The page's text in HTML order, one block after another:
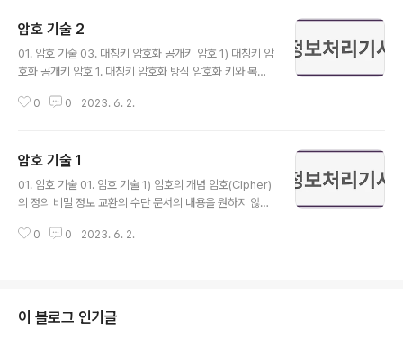
암호 기술 2
01. 암호 기술 03. 대칭키 암호화 공개키 암호 1) 대칭키 암
호화 공개키 암호 1. 대칭키 암호화 방식 암호화 키와 복호
해하고 보관하고 있어야 함 송수신 측 모두가 키를 비밀리
식보다 단순하고 암호화 속도가 빠름 대칭키(비밀키) 암호
화 방식은 데이터를 변환하는 방법에 따라 블록 암호와 스
트림 암호로 구분됨 비밀키, 관용키, 단일키 암호화 방식이
표적인 알고리즘 2. 공개키 암호화 방식 암호화 키와 복호
0 0 2023. 6. 2.
암호 기술 1
01. 암호 기술 01. 암호 기술 1) 암호의 개념 암호(Cipher)
의 정의 비밀 정보 교환의 수단 문서의 내용을 원하지 않는
것 암호학(Cryptography)의 정의 암호는 누구나 알아볼
또는 신호를 지정된 사람 외에는 알아보지 못하도록 표현
하는 방법의 개발과 암호화된 정보를 해독하는 방법의 개
0 0 2023. 6. 2.
이 블로그 인기글